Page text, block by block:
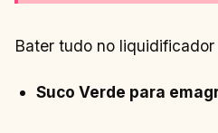
Bater tudo no
Suco Verde para